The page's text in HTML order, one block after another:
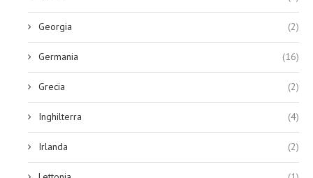
Georgia (2)
Germania (16)
Grecia (2)
Inghilterra (4)
Irlanda (2)